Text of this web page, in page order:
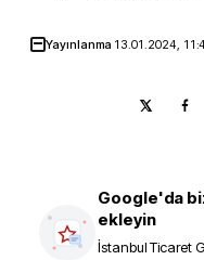
Yayınlanma 13.01.2024,
Google'da
ekleyin
İstanbul Ticaret